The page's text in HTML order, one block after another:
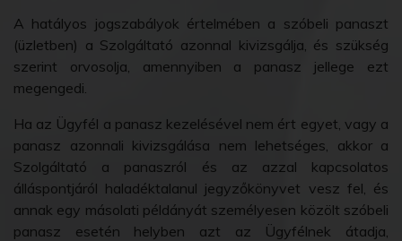
A hatályos jogszabályok értelmében a szóbeli panaszt
(üzletben) a Szolgáltató azonnal kivizsgálja, és szükség
szerint orvosolja, amennyiben a panasz jellege ezt
megengedi.
Ha az Ügyfél a panasz kezelésével nem ért egyet, vagy a
panasz azonnali kivizsgálása nem lehetséges, akkor a
Szolgáltató a panaszról és az azzal kapcsolatos
álláspontjáról haladéktalanul jegyzőkönyvet vesz fel, és
annak egy másolati példányát személyesen közölt szóbeli
panasz esetén helyben azt az Ügyfélnek átadja,